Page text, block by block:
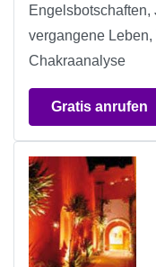
vergangene Leben,
Chakraanalyse
Gratis anrufen